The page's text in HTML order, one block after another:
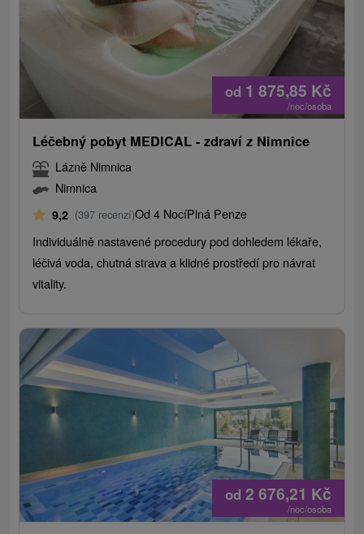
od 1 875,85 Kč
/noc/osoba
Léčebný pobyt MEDICAL - zdraví z Nimnice
Lázně Nimnica
Nimnica
9,2 (397 recenzí)Od 4 NocíPlná Penze
Individuálně nastavené procedury pod dohledem lékaře,
léčivá voda, chutná strava a klidné prostředí pro návrat
vitality.
od 2 676,21 Kč
/noc/osoba